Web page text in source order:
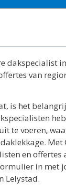
dakspecialist
van
is het
te voeren,
en
in met
Lelystad.